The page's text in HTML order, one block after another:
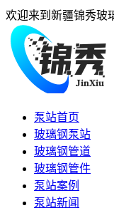
欢迎来到新疆锦秀玻
泵站首页
玻璃钢泵站
玻璃钢管道
玻璃钢管件
泵站案例
泵站新闻